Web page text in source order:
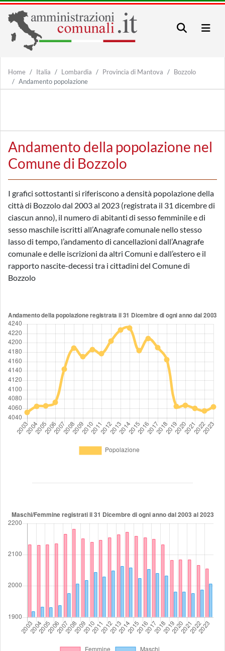
Home Italia Lombardia Provincia di Mantova
Bozzolo
Andamento popolazione
Andamento della popolazione nel
Comune di Bozzolo
I grafici sottostanti si riferiscono a densità popolazione della
città di Bozzolo dal 2003 al 2023 (registrata il 31 dicembre di
ciascun anno), il numero di abitanti di sesso femminile e di
sesso maschile iscritti all’Anagrafe comunale nello stesso
lasso di tempo, l’andamento di cancellazioni dall’Anagrafe
comunale e delle iscrizioni da altri Comuni e dall’estero e il
rapporto nascite-decessi tra i cittadini del Comune di
Bozzolo